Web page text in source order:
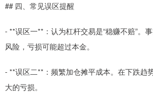
## 四、常见误区提醒
- **误区一**：认为杠杆交易是“稳赚不赔”。
风险，亏损可能超过本金。
- **误区二**：频繁加仓摊平成本。在下跌趋
大的亏损。